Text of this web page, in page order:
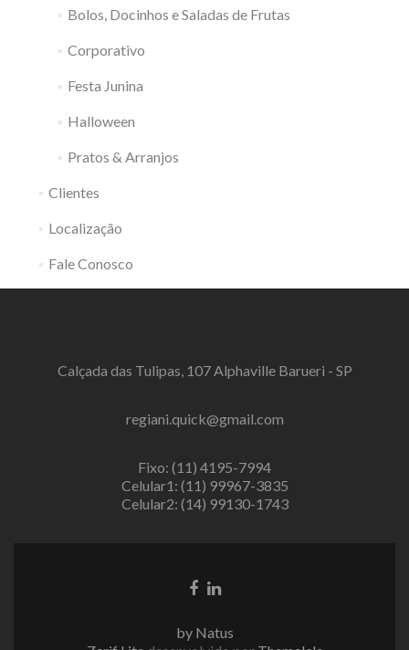
Bolos, Docinhos e Saladas de Frutas
Corporativo
Festa Junina
Halloween
Pratos & Arranjos
Clientes
Localização
Fale Conosco
Calçada das Tulipas, 107 Alphaville Barueri - SP
regiani.quick@gmail.com
Fixo: (11) 4195-7994
Celular1: (11) 99967-3835
Celular2: (14) 99130-1743
LinkLink
by Natus